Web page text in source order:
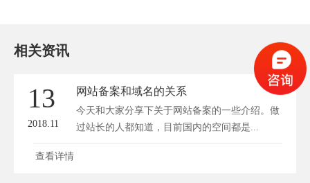
相关资讯
13
2018.11
网站备案和域名的关系
今天和大家分享下关于网站备案的一些介绍。做
过站长的人都知道，目前国内的空间都是...
查看详情